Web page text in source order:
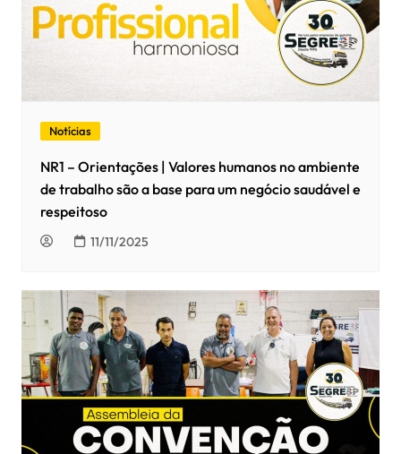
Notícias
NR1 – Orientações | Valores humanos no ambiente
de trabalho são a base para um negócio saudável e
respeitoso
11/11/2025